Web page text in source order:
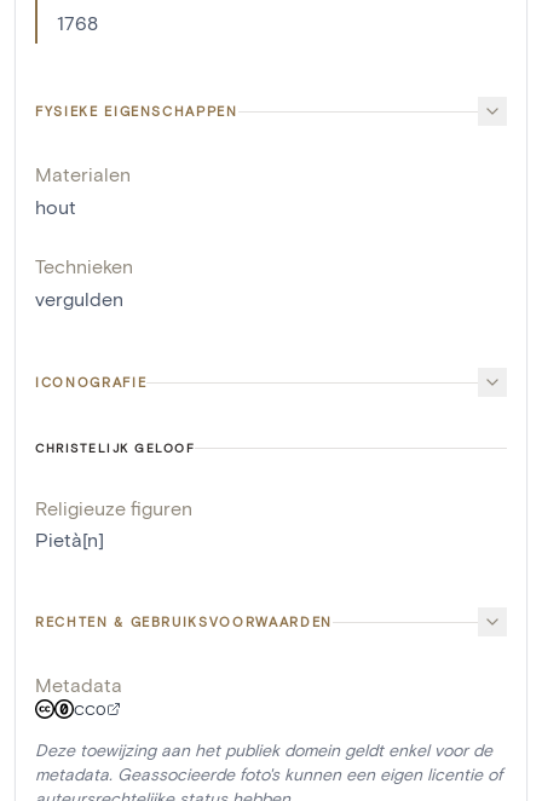
1768
FYSIEKE EIGENSCHAPPEN
Materialen
hout
Technieken
vergulden
ICONOGRAFIE
CHRISTELIJK GELOOF
Religieuze figuren
Pietà[n]
RECHTEN & GEBRUIKSVOORWAARDEN
Metadata
CC0
Deze toewijzing aan het publiek domein geldt enkel voor de
metadata. Geassocieerde foto's kunnen een eigen licentie of